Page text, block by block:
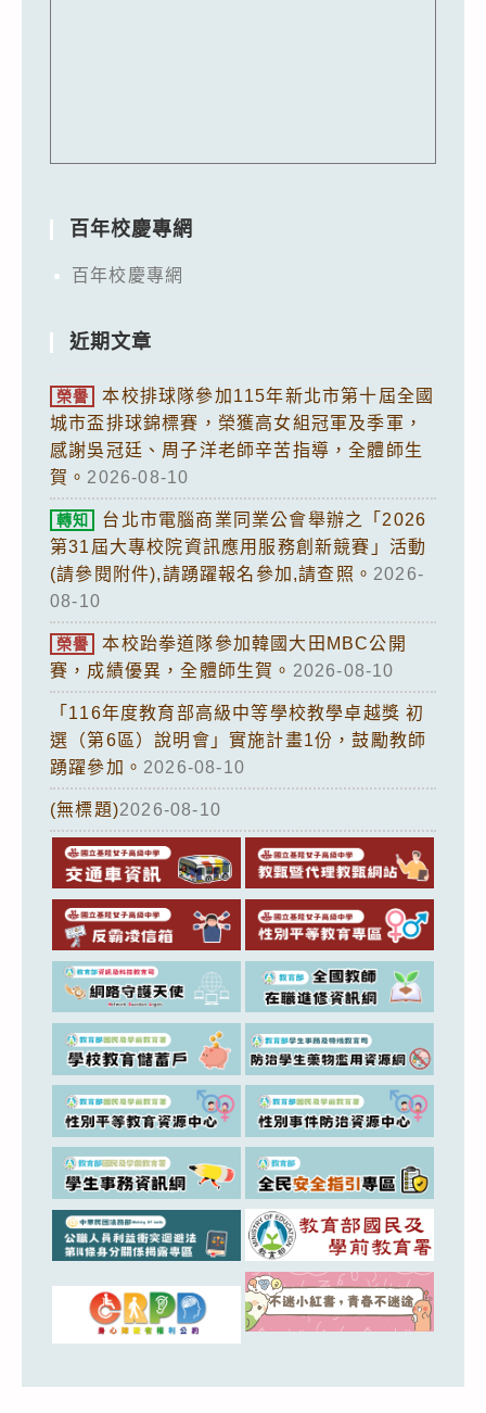
百年校慶專網
百年校慶專網
近期文章
榮譽
本校排球隊參加115年新北市第十屆全國
城市盃排球錦標賽，榮獲高女組冠軍及季軍，
感謝吳冠廷、周子洋老師辛苦指導，全體師生
賀。 2026-08-10
轉知
台北市電腦商業同業公會舉辦之「2026
第31屆大專校院資訊應用服務創新競賽」活動
(請參閱附件),請踴躍報名參加,請查照。 2026-
08-10
榮譽
本校跆拳道隊參加韓國大田MBC公開
賽，成績優異，全體師生賀。 2026-08-10
「116年度教育部高級中等學校教學卓越獎 初
選（第6區）說明會」實施計畫1份，鼓勵教師
踴躍參加。 2026-08-10
(無標題)2026-08-10